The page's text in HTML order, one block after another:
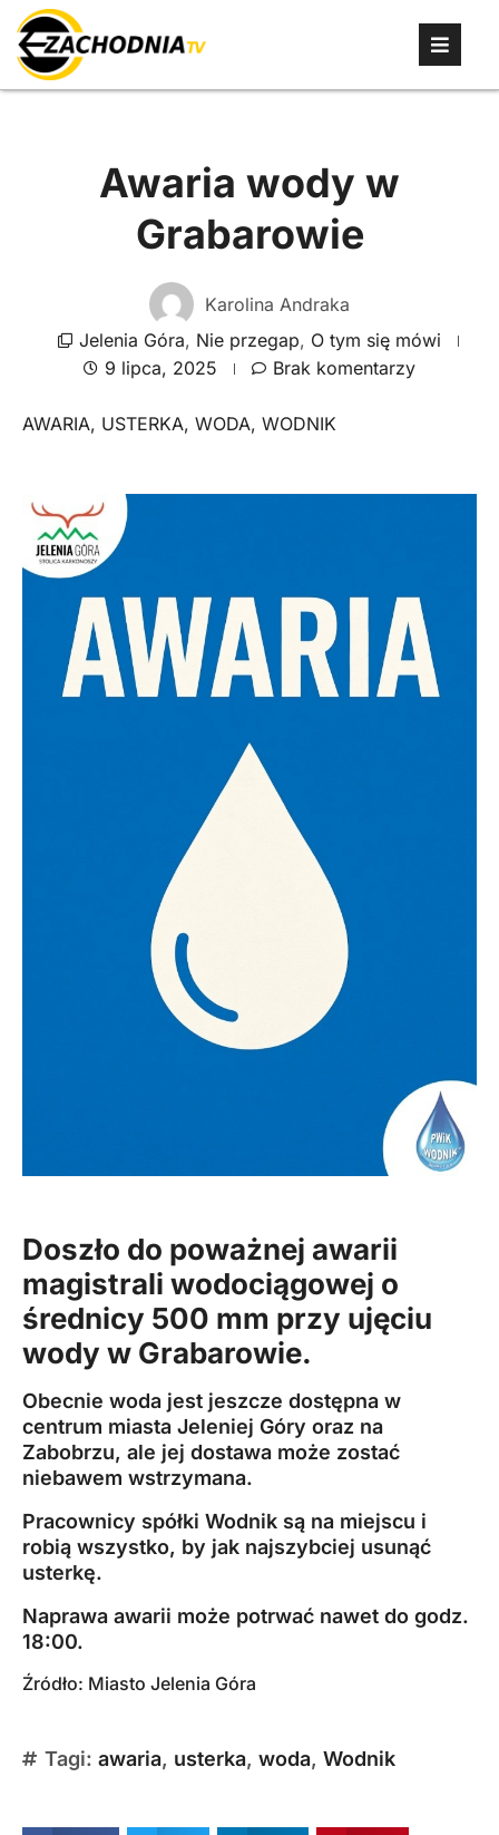
Awaria wody w
Grabarowie
Karolina Andraka
Jelenia Góra, Nie przegap, O tym się mówi
9 lipca, 2025
Brak komentarzy
AWARIA, USTERKA, WODA, WODNIK
Doszło do poważnej awarii
magistrali wodociągowej o
średnicy 500 mm przy ujęciu
wody w Grabarowie.
Obecnie woda jest jeszcze dostępna w
centrum miasta Jeleniej Góry oraz na
Zabobrzu, ale jej dostawa może zostać
niebawem wstrzymana.
Pracownicy spółki Wodnik są na miejscu i
robią wszystko, by jak najszybciej usunąć
usterkę.
Naprawa awarii może potrwać nawet do godz.
18:00.
Źródło: Miasto Jelenia Góra
Tagi: awaria, usterka, woda, Wodnik